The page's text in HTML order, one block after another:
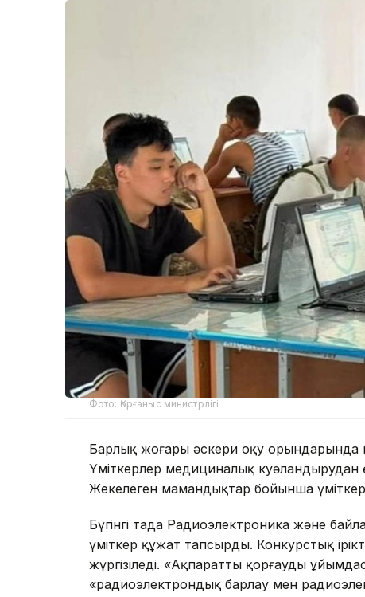
Фото: Қорғаныс министрлігі
Барлық жоғары әскери оқу орындарында
Үміткерлер медициналық куәландырудан
Жекелеген мамандықтар бойынша
Бүгінгі таңда Радиоэлектроника және
үміткер құжат тапсырды. Конкурстық
жүргізіледі. «Ақпаратты қорғауды
«радиоэлектрондық барлау мен